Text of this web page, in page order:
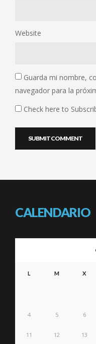
Website
Guarda mi nombre,
navegador para la
Check here to
CALENDARIO
L M X
4 5 6
11 12 13